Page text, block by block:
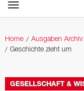
Home Ausgaben Archiv
Geschichte zieht um
GESELLSCHAFT &